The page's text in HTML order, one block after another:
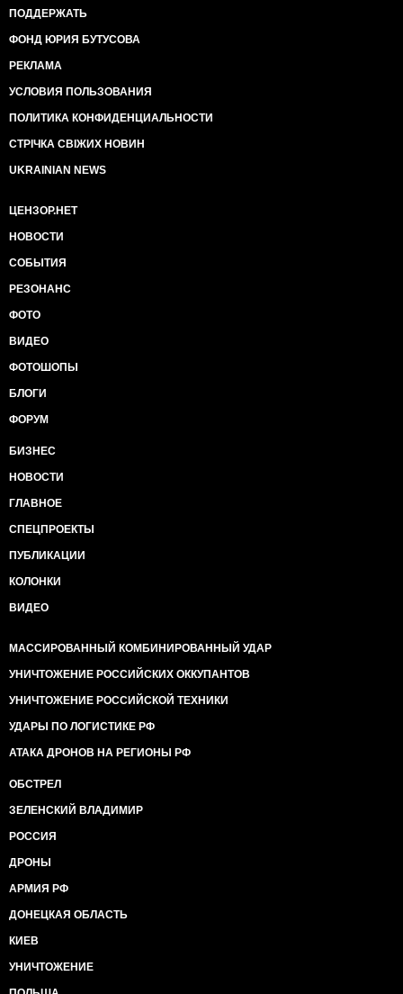
ПОДДЕРЖАТЬ
ФОНД ЮРИЯ БУТУСОВА
РЕКЛАМА
УСЛОВИЯ ПОЛЬЗОВАНИЯ
ПОЛИТИКА КОНФИДЕНЦИАЛЬНОСТИ
СТРІЧКА СВІЖИХ НОВИН
UKRAINIAN NEWS
ЦЕНЗОР.НЕТ
НОВОСТИ
СОБЫТИЯ
РЕЗОНАНС
ФОТО
ВИДЕО
ФОТОШОПЫ
БЛОГИ
ФОРУМ
БИЗНЕС
НОВОСТИ
ГЛАВНОЕ
СПЕЦПРОЕКТЫ
ПУБЛИКАЦИИ
КОЛОНКИ
ВИДЕО
МАССИРОВАННЫЙ КОМБИНИРОВАННЫЙ УДАР
УНИЧТОЖЕНИЕ РОССИЙСКИХ ОККУПАНТОВ
УНИЧТОЖЕНИЕ РОССИЙСКОЙ ТЕХНИКИ
УДАРЫ ПО ЛОГИСТИКЕ РФ
АТАКА ДРОНОВ НА РЕГИОНЫ РФ
ОБСТРЕЛ
ЗЕЛЕНСКИЙ ВЛАДИМИР
РОССИЯ
ДРОНЫ
АРМИЯ РФ
ДОНЕЦКАЯ ОБЛАСТЬ
КИЕВ
УНИЧТОЖЕНИЕ